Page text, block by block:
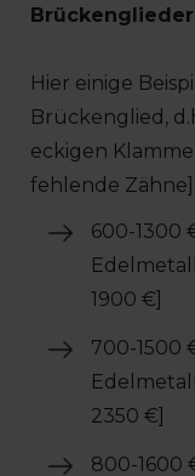
Brückenglieder
Hier einige
Brückenglied,
eckigen
fehlende Zähne]:
600-1300
1900 €]
700-1500
2350 €]
800-1600